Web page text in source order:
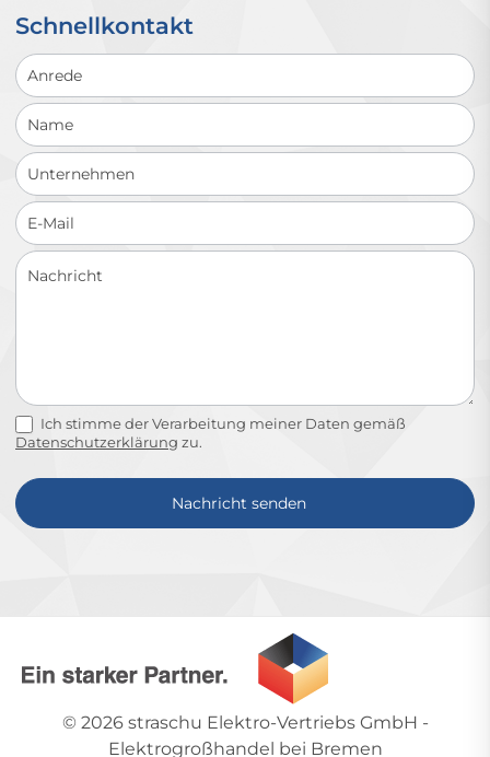
Schnellkontakt
Schnellkontakt
Ich stimme der Verarbeitung meiner Daten gemäß
Datenschutzerklärung zu.
Nachricht senden
© 2026 straschu Elektro-Vertriebs GmbH -
Elektrogroßhandel bei Bremen